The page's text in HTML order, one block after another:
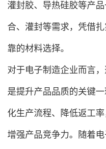
灌封胶、导热硅胶等产
合、灌封等需求，凭借
靠的材料选择。
对于电子制造企业而言
是提升产品品质的关键
化生产流程、降低返工
增强产品竞争力。随着